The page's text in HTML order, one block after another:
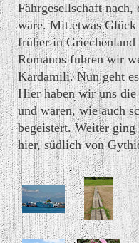
Fährgesellschaft
wäre. Mit etwas Glück
früher in
Romanos fuhren wir
Kardamili. Nun geht
Hier haben wir uns
und waren, wie auch
begeistert. Weiter
hier, südlich von